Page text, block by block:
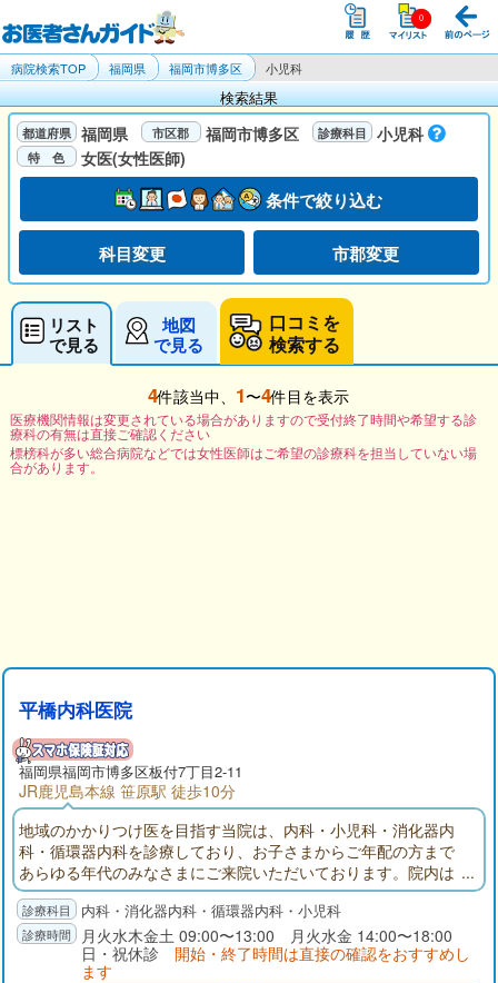
病院検索TOP 福岡県 福岡市博多区 小児科
検索結果
福岡県 福岡市博多区
小児科
女医(女性医師)
条件で絞り込む
科目変更 市郡変更
リスト
で見る
地図
で見る
口コミを
検索する
4件該当中、 1〜4件目を表示
医療機関情報は変更されている場合がありますので受付終了時間や希望する診
療科の有無は直接ご確認ください
標榜科が多い総合病院などでは女性医師はご希望の診療科を担当していない場
合があります。
平橋内科医院
福岡県福岡市博多区板付7丁目2-11
JR鹿児島本線 笹原駅 徒歩10分
地域のかかりつけ医を目指す当院は、内科・小児科・消化器内
科・循環器内科を診療しており、お子さまからご年配の方まで
あらゆる年代のみなさまにご来院いただいております。院内は
清潔感があり、アットホームで安らげる雰囲気と患者さまにリ
ラックスしていただけるよう配慮しております。受診の際に、
疑問や不安、ご要望等ございましたら遠慮なくおっしゃってく
内科・消化器内科・循環器内科・小児科
月火水木金土 09:00〜13:00 月火水金 14:00〜18:00
日・祝休診 開始・終了時間は直接の確認をおすすめし
ます